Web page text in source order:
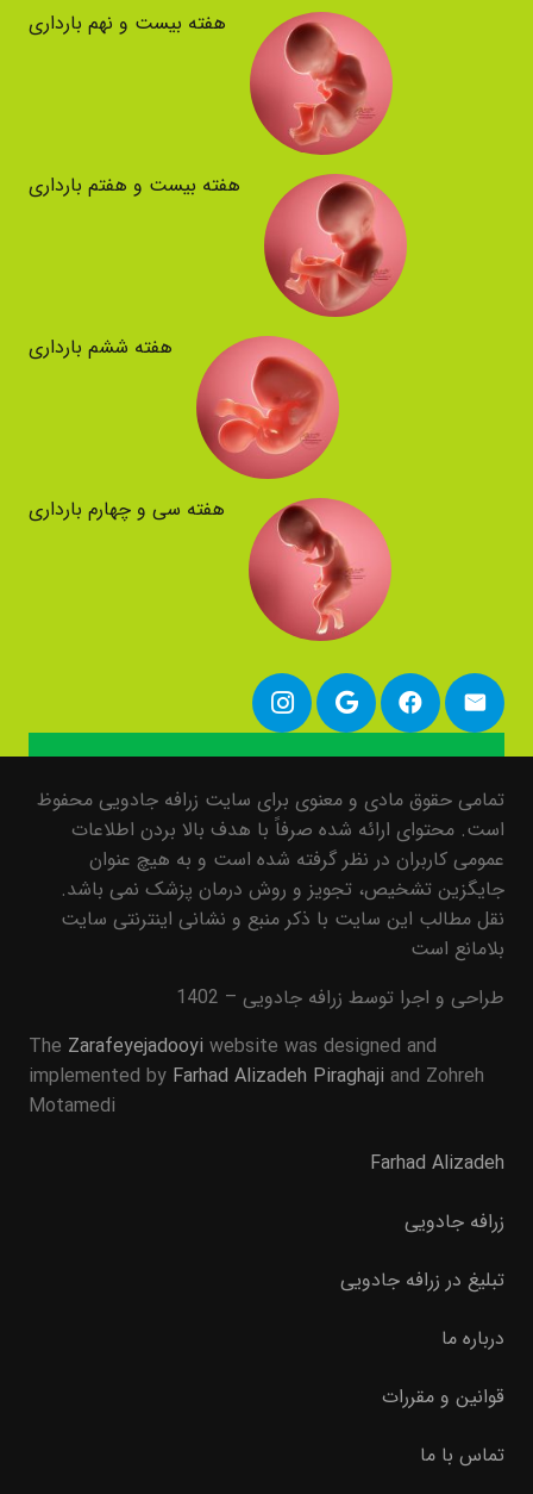
هفته بیست و نهم بارداری
هفته بیست و هفتم بارداری
هفته ششم بارداری
هفته سی و چهارم بارداری
تمامی حقوق مادی و معنوی برای سایت زرافه جادویی محفوظ
است. محتوای ارائه شده صرفاً با هدف بالا بردن اطلاعات
عمومی کاربران در نظر گرفته شده است و به هیچ عنوان
جایگزین تشخیص، تجویز و روش درمان پزشک نمی باشد.
نقل مطالب این سایت با ذکر منبع و نشانی اینترنتی سایت
بلامانع است
طراحی و اجرا توسط زرافه جادویی – 1402
The Zarafeyejadooyi website was designed and
implemented by Farhad Alizadeh Piraghaji and Zohreh
Motamedi
Farhad Alizadeh
زرافه جادویی
تبلیغ در زرافه جادویی
درباره ما
قوانین و مقررات
تماس با ما